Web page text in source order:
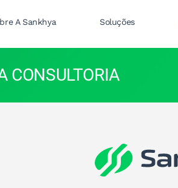
A Sankhya Soluções
CONSULTORIA